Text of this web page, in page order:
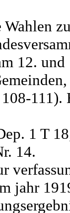
12. und
1 T
14.
jahr